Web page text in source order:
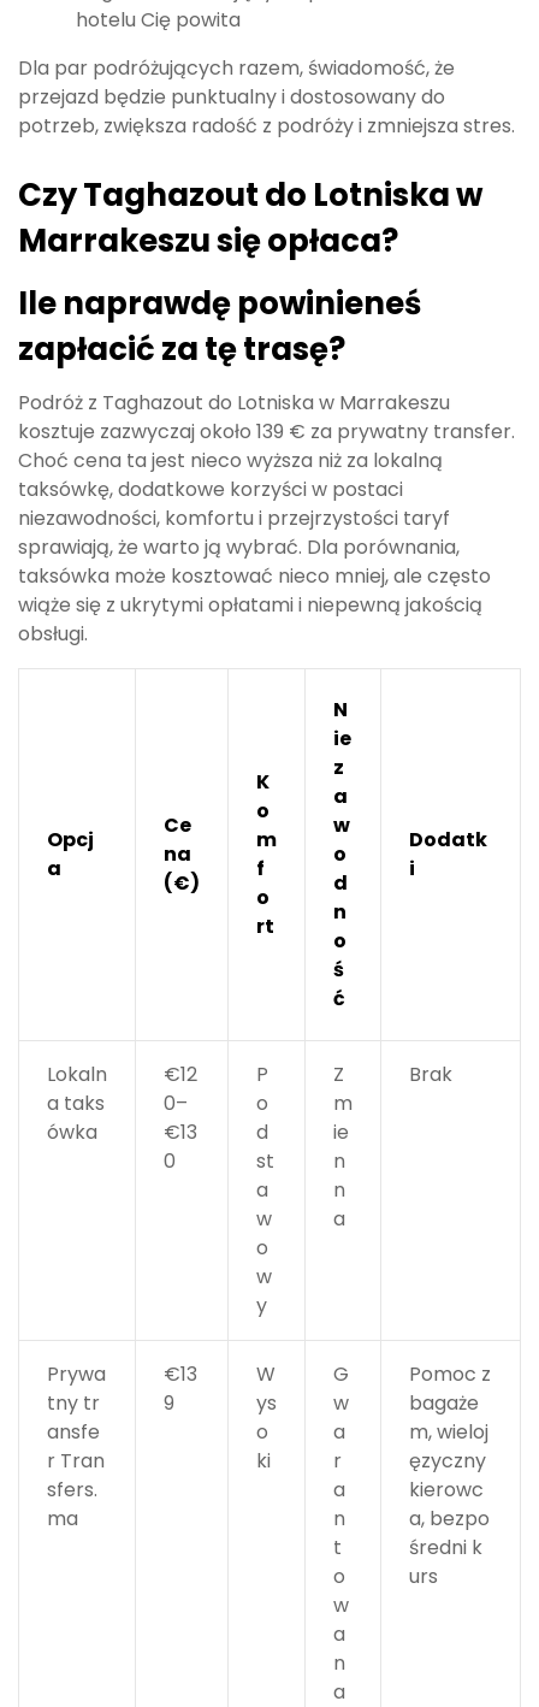
hotelu Cię powita
Dla par podróżujących razem, świadomość, że
przejazd będzie punktualny i dostosowany do
potrzeb, zwiększa radość z podróży i zmniejsza stres.
Czy Taghazout do Lotniska w
Marrakeszu się opłaca?
Ile naprawdę powinieneś
zapłacić za tę trasę?
Podróż z Taghazout do Lotniska w Marrakeszu
kosztuje zazwyczaj około 139 € za prywatny transfer.
Choć cena ta jest nieco wyższa niż za lokalną
taksówkę, dodatkowe korzyści w postaci
niezawodności, komfortu i przejrzystości taryf
sprawiają, że warto ją wybrać. Dla porównania,
taksówka może kosztować nieco mniej, ale często
wiąże się z ukrytymi opłatami i niepewną jakością
obsługi.
Opcj
a
Ce
na
(€)
K
o
m
f
o
rt
N
ie
z
a
w
o
d
n
o
ś
ć
Dodatk
i
Lokaln
a taks
ówka
€12
0–
€13
0
P
o
d
st
a
w
o
w
y
Z
m
ie
n
n
a
Brak
Prywa
tny tr
ansfe
r Tran
sfers.
ma
€13
9
W
ys
o
ki
G
w
a
r
a
n
t
o
w
a
n
a
Pomoc z
bagaże
m, wieloj
ęzyczny
kierowc
a, bezpo
średni k
urs